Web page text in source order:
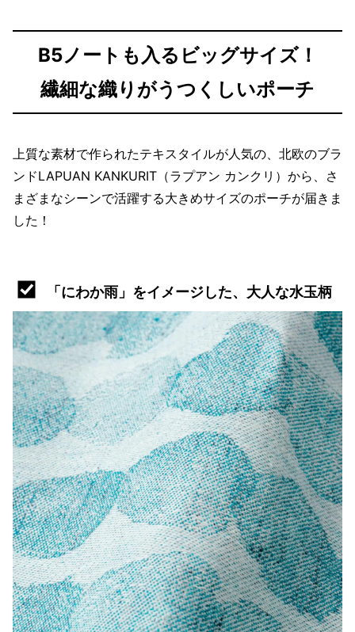
B5ノートも入るビッグサイズ！
繊細な織りがうつくしいポーチ
上質な素材で作られたテキスタイルが人気の、北欧のブラ
ンドLAPUAN KANKURIT（ラプアン カンクリ）から、さ
まざまなシーンで活躍する大きめサイズのポーチが届きま
した！
「にわか雨」をイメージした、大人な水玉柄